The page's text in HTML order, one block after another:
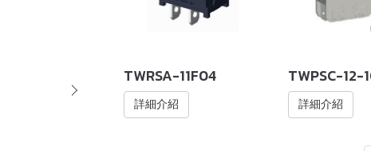
TWRSA-11F04
詳細介紹
TWPSC-12-
詳細介紹